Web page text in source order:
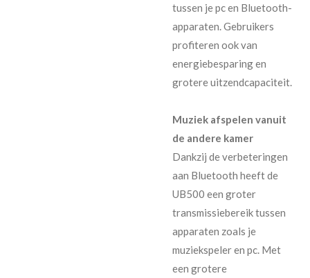
tussen je pc en Bluetooth-
apparaten. Gebruikers
profiteren ook van
energiebesparing en
grotere uitzendcapaciteit.
Muziek afspelen vanuit
de andere kamer
Dankzij de verbeteringen
aan Bluetooth heeft de
UB500 een groter
transmissiebereik tussen
apparaten zoals je
muziekspeler en pc. Met
een grotere